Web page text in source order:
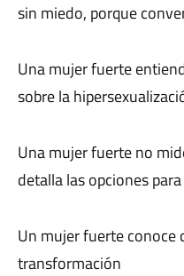
sin miedo, porque
Una mujer fuerte
sobre la
Una mujer fuerte no
detalla las opciones
Un mujer fuerte conoce
transformación